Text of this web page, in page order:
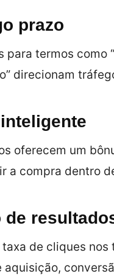
prazo
termos como
direcionam
oferecem um
a compra dentro
de
taxa de cliques
aquisição,